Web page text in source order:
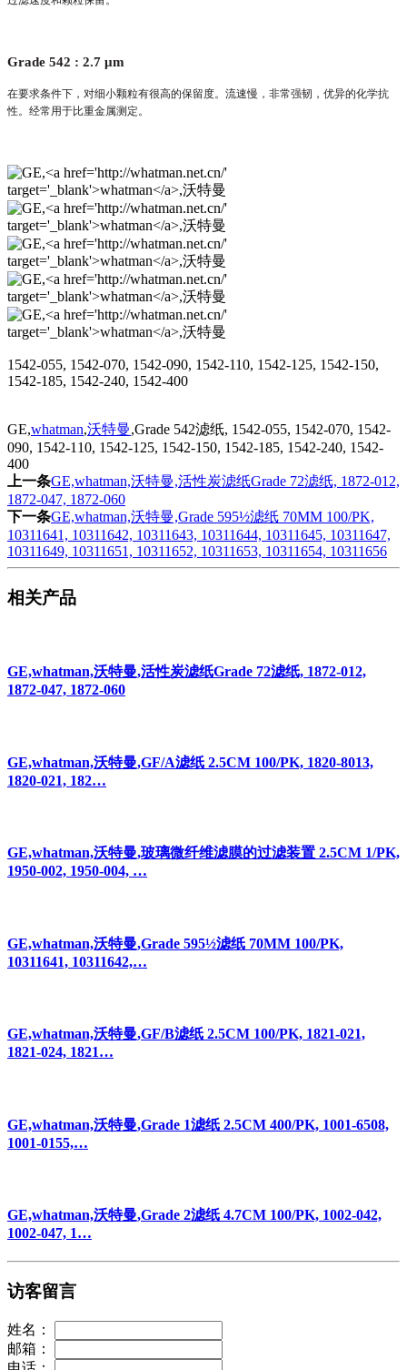
Grade 542 : 2.7 μm
在要求条件下，对细小颗粒有很高的保留度。流速慢，非常强韧，优异的化学抗
性。经常用于比重金属测定。
1542-055, 1542-070, 1542-090, 1542-110, 1542-125, 1542-150,
1542-185, 1542-240, 1542-400
GE,whatman,沃特曼,Grade 542滤纸, 1542-055, 1542-070, 1542-
090, 1542-110, 1542-125, 1542-150, 1542-185, 1542-240, 1542-
400
上一条GE,whatman,沃特曼,活性炭滤纸Grade 72滤纸, 1872-012,
1872-047, 1872-060
下一条GE,whatman,沃特曼,Grade 595½滤纸 70MM 100/PK,
10311641, 10311642, 10311643, 10311644, 10311645, 10311647,
10311649, 10311651, 10311652, 10311653, 10311654, 10311656
相关产品
GE,whatman,沃特曼,活性炭滤纸Grade 72滤纸, 1872-012,
1872-047, 1872-060
GE,whatman,沃特曼,GF/A滤纸 2.5CM 100/PK, 1820-8013,
1820-021, 182…
GE,whatman,沃特曼,玻璃微纤维滤膜的过滤装置 2.5CM 1/PK,
1950-002, 1950-004, …
GE,whatman,沃特曼,Grade 595½滤纸 70MM 100/PK,
10311641, 10311642,…
GE,whatman,沃特曼,GF/B滤纸 2.5CM 100/PK, 1821-021,
1821-024, 1821…
GE,whatman,沃特曼,Grade 1滤纸 2.5CM 400/PK, 1001-6508,
1001-0155,…
GE,whatman,沃特曼,Grade 2滤纸 4.7CM 100/PK, 1002-042,
1002-047, 1…
访客留言
姓名：
邮箱：